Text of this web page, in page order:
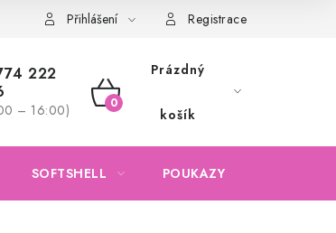
podmínky Podmínky ochrany osobních údajů
Přihlášení Registrace
222
– 16:00)
NÁKUPNÍ
Prázdný
košík
SOFTSHELL POUKAZY